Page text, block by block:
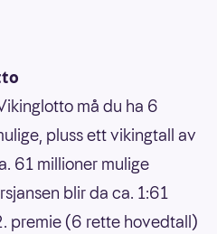
må du ha 6
pluss ett vikingtall av
61 millioner mulige
blir da ca. 1:61
premie (6 rette hovedtall)